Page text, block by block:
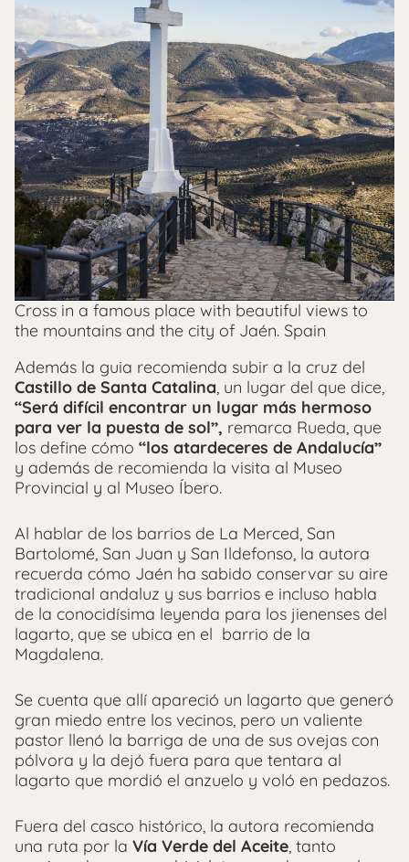
Cross in a famous place with beautiful views to
the mountains and the city of Jaén. Spain
Además la guia recomienda subir a la cruz del
Castillo de Santa Catalina, un lugar del que dice,
“Será difícil encontrar un lugar más hermoso
para ver la puesta de sol”, remarca Rueda, que
los define cómo “los atardeceres de Andalucía”
y además de recomienda la visita al Museo
Provincial y al Museo Íbero.
Al hablar de los barrios de La Merced, San
Bartolomé, San Juan y San Ildefonso, la autora
recuerda cómo Jaén ha sabido conservar su aire
tradicional andaluz y sus barrios e incluso habla
de la conocidísima leyenda para los jienenses del
lagarto, que se ubica en el barrio de la
Magdalena.
Se cuenta que allí apareció un lagarto que generó
gran miedo entre los vecinos, pero un valiente
pastor llenó la barriga de una de sus ovejas con
pólvora y la dejó fuera para que tentara al
lagarto que mordió el anzuelo y voló en pedazos.
Fuera del casco histórico, la autora recomienda
una ruta por la Vía Verde del Aceite, tanto